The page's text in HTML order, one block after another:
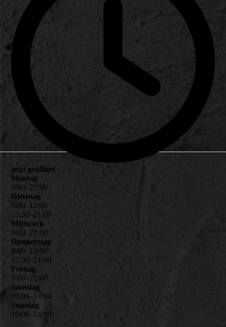
jetzt geöffnet
Montag
9:00–21 :00
Dienstag
9:00–12:00
15:30–21 :00
Mittwoch
9:00–21 :00
Donnerstag
9:00–12:00
15:30–21 :00
Freitag
9:00–21 :00
Samstag
10:00–14:00
Sonntag
10:00–14:00